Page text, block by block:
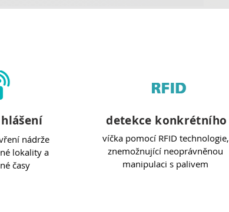
nádrže
lokality a
časy
detekce konkrétního
víčka pomocí RFID technologie,
znemožnující neoprávněnou
manipulaci s palivem